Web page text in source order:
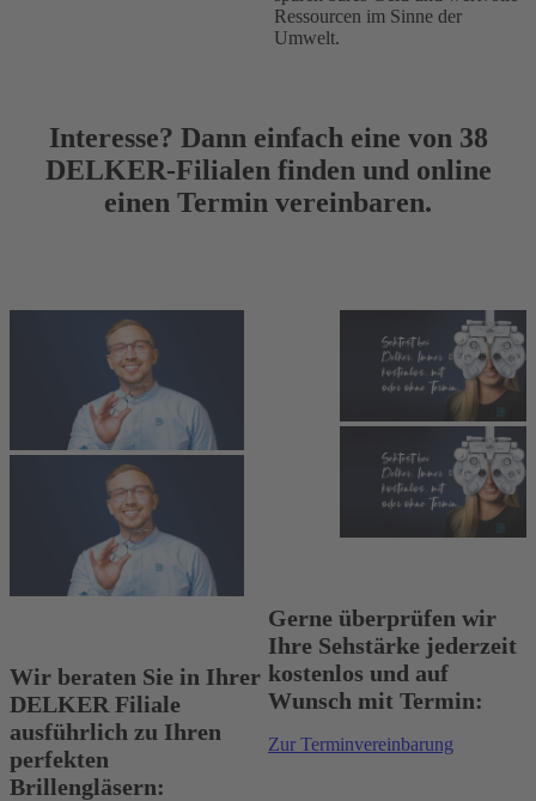
Ressourcen im Sinne der
Umwelt.
Interesse? Dann einfach eine von 38
DELKER-Filialen finden und online
einen Termin vereinbaren.
Wir beraten Sie in Ihrer
DELKER Filiale
ausführlich zu Ihren
perfekten
Brillengläsern:
Gerne überprüfen wir
Ihre Sehstärke jederzeit
kostenlos und auf
Wunsch mit Termin:
Zur Terminvereinbarung